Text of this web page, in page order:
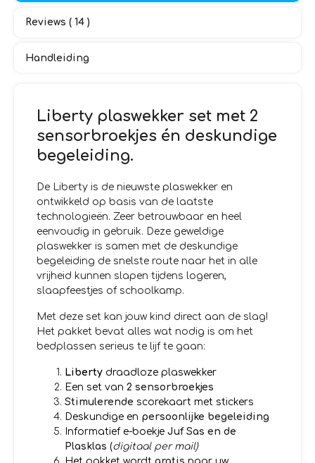
Reviews ( 14 )
Handleiding
Liberty plaswekker set met 2
sensorbroekjes én deskundige
begeleiding.
De Liberty is de nieuwste plaswekker en
ontwikkeld op basis van de laatste
technologieën. Zeer betrouwbaar en heel
eenvoudig in gebruik. Deze geweldige
plaswekker is samen met de deskundige
begeleiding de snelste route naar het in alle
vrijheid kunnen slapen tijdens logeren,
slaapfeestjes of schoolkamp.
Met deze set kan jouw kind direct aan de slag!
Het pakket bevat alles wat nodig is om het
bedplassen serieus te lijf te gaan:
Liberty draadloze plaswekker
Een set van 2 sensorbroekjes
Stimulerende scorekaart met stickers
Deskundige en persoonlijke begeleiding
Informatief e-boekje Juf Sas en de
Plasklas (digitaal per mail)